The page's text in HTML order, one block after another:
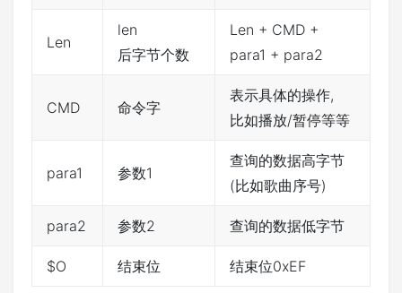
Len
len
后字节个数
Len + CMD +
para1 + para2
CMD 命令字
表示具体的操作,
比如播放/暂停等等
para1 参数1
查询的数据高字节
(比如歌曲序号)
para2 参数2 查询的数据低字节
$O 结束位 结束位0xEF